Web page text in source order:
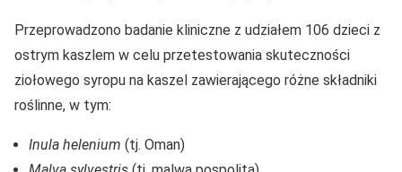
Przeprowadzono badanie kliniczne z udziałem 106 dzieci z
ostrym kaszlem w celu przetestowania skuteczności
ziołowego syropu na kaszel zawierającego różne składniki
roślinne, w tym:
Inula helenium (tj. Oman)